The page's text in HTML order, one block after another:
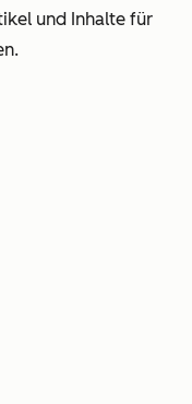
und Inhalte für